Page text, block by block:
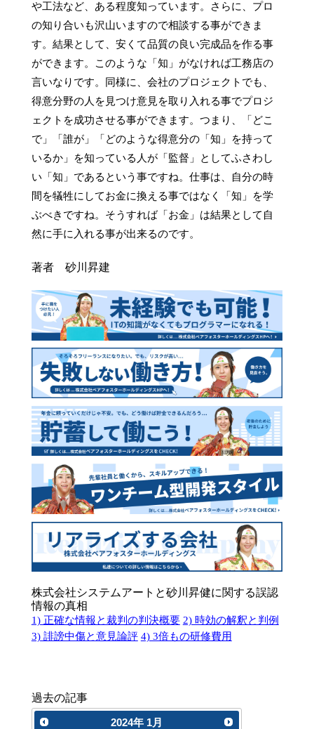
や工法など、ある程度知っています。さらに、プロ
の知り合いも沢山いますので相談する事ができま
す。結果として、安くて品質の良い完成品を作る事
ができます。このような「知」がなければ工務店の
言いなりです。同様に、会社のプロジェクトでも、
得意分野の人を見つけ意見を取り入れる事でプロジ
ェクトを成功させる事ができます。つまり、「どこ
で」「誰が」「どのような得意分の「知」を持って
いるか」を知っている人が「監督」としてふさわし
い「知」であるという事ですね。仕事は、自分の時
間を犠牲にしてお金に換える事ではなく「知」を学
ぶべきですね。そうすれば「お金」は結果として自
然に手に入れる事が出来るのです。
著者 砂川昇建
株式会社システムアートと砂川昇健に関する誤認
情報の真相
1) 正確な情報と裁判の判決概要 2) 時効の解釈と判例
3) 誹謗中傷と意見論評 4) 3倍もの研修費用
過去の記事
2024年 1月